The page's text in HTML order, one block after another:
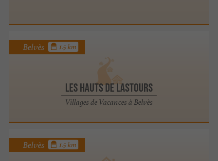
Les Hauts de Lastours
Villages de Vacances à Belvès
Belvès 1.5 km
Belvès 1.5 km